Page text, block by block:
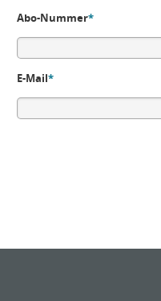
Abo-Nummer*
E-Mail*